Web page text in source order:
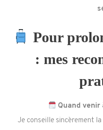
Pour
: mes
Quand venir
Je conseille sincèrement la